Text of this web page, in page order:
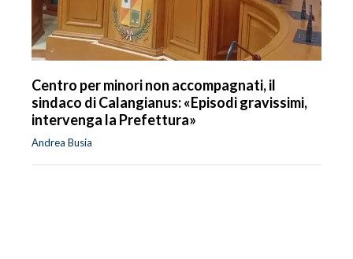
Centro per minori non accompagnati, il
sindaco di Calangianus: «Episodi gravissimi,
intervenga la Prefettura»
Andrea Busia